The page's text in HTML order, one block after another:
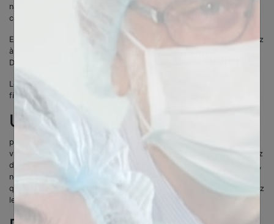
navigateur. Les sites Internet peuvent uniquement accéder aux
cookies qu’ils ont stockés sur votre ordinateur.
En utilisant le Site Internet Biotech Dental Academy , vous consentez
à l’utilisation des cookies déposés par notre Site internet Biotech
Dental Academy.
Le site Internet Biotech Dental Academy utilisent des cookies aux
fins suivantes :
Usage du site :
pour nous aider à reconnaître votre navigateur comme celui d’un
visiteur précédent et pour enregistrer les préférences que vous avez
déterminées lors de votre précédente visite sur le site. Par exemple,
nous pouvons enregistrer vos informations de connexion de sorte
que vous n’ayez pas à vous connecter à chaque fois que vous visitez
le Site;